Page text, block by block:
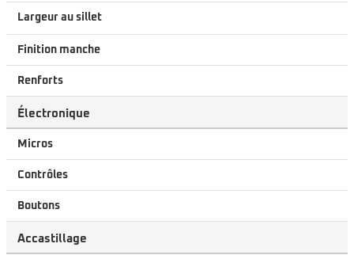
Largeur au sillet
Finition manche
Renforts
Électronique
Micros
Contrôles
Boutons
Accastillage